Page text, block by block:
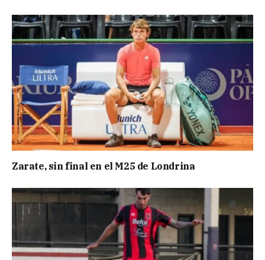
Zarate, sin final en el M25 de Londrina